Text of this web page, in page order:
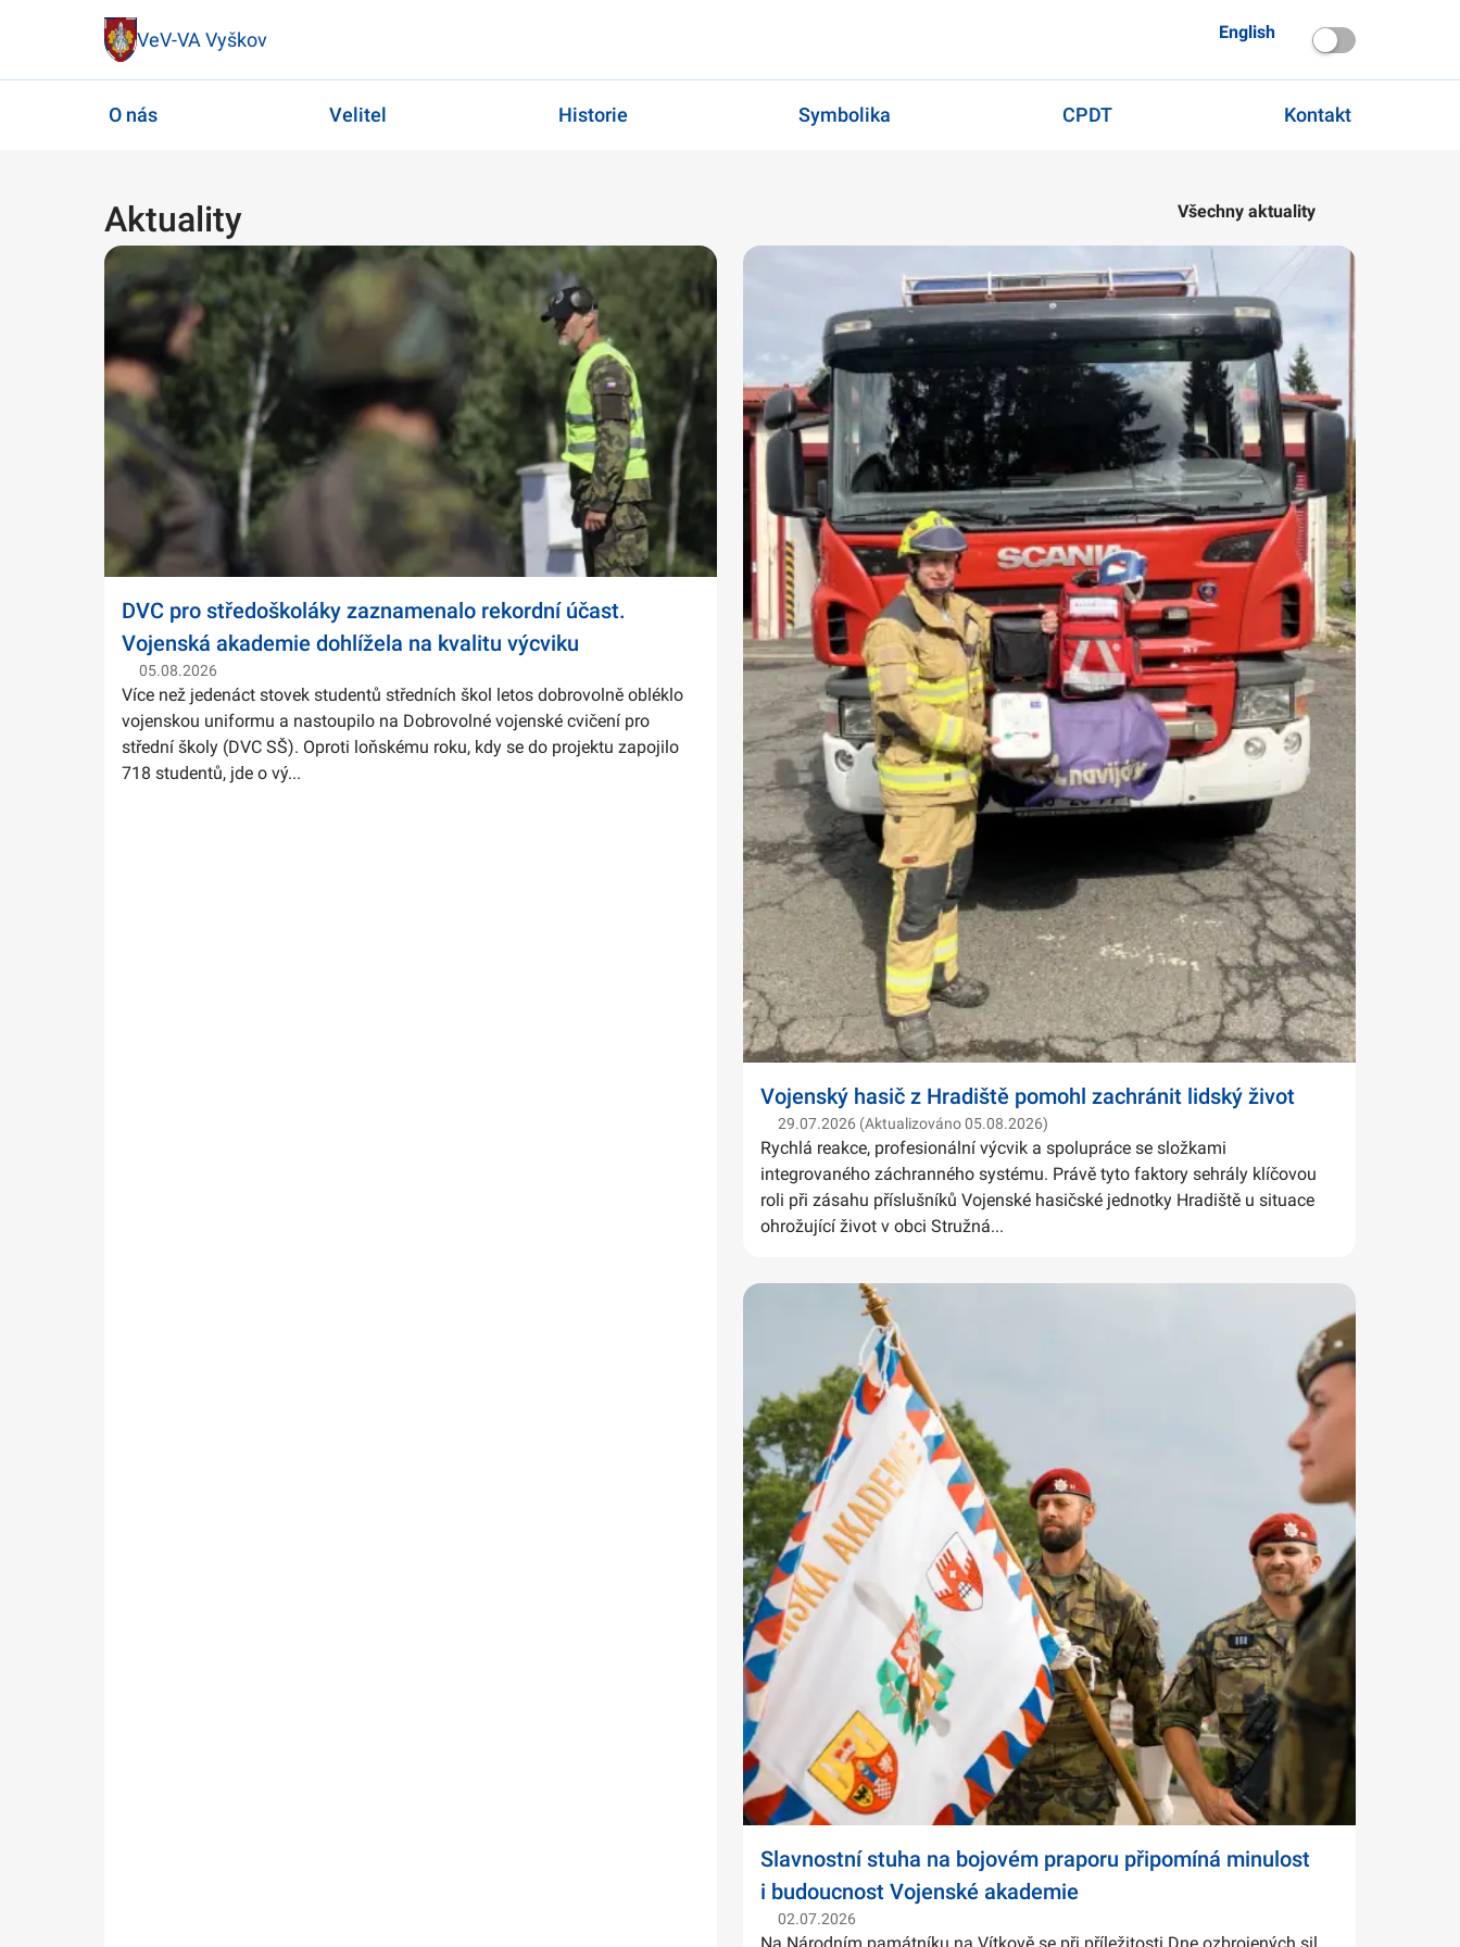
VeV-VA Vyškov English
O nás Velitel Historie Symbolika CPDT Kontakt
Aktuality Všechny aktuality
DVC pro středoškoláky zaznamenalo rekordní účast.
Vojenská akademie dohlížela na kvalitu výcviku
05.08.2026
Více než jedenáct stovek studentů středních škol letos dobrovolně obléklo
vojenskou uniformu a nastoupilo na Dobrovolné vojenské cvičení pro
střední školy (DVC SŠ). Oproti loňskému roku, kdy se do projektu zapojilo
718 studentů, jde o vý...
Vojenský hasič z Hradiště pomohl zachránit lidský život
29.07.2026 (Aktualizováno 05.08.2026)
Rychlá reakce, profesionální výcvik a spolupráce se složkami
integrovaného záchranného systému. Právě tyto faktory sehrály klíčovou
roli při zásahu příslušníků Vojenské hasičské jednotky Hradiště u situace
ohrožující život v obci Stružná...
Slavnostní stuha na bojovém praporu připomíná minulost
i budoucnost Vojenské akademie
02.07.2026